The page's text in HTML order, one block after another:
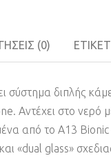
(0)
σύστημα διπλής
Αντέχει στο
από το A13
«dual glass»